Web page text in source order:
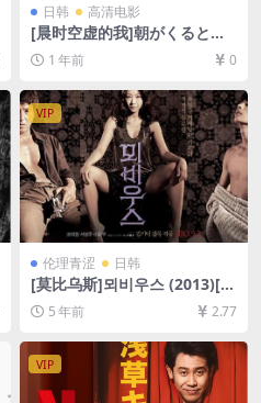
日韩 高清电影
[晨时空虚的我]朝がくるとむ
なしくなる (2023)[百度网盘
+夸克网盘1080P超清未删减
资源][网盘在线播放/下载][MP
4/1.9GB][中文字幕]
1 年前 0
VIP
伦理青涩 日韩
[莫比乌斯]뫼비우스 (2013)[百
度网盘+迅雷云盘资源1080P
超清][MP4/4.9GB][韩语中字]
5 年前 2.77
VIP